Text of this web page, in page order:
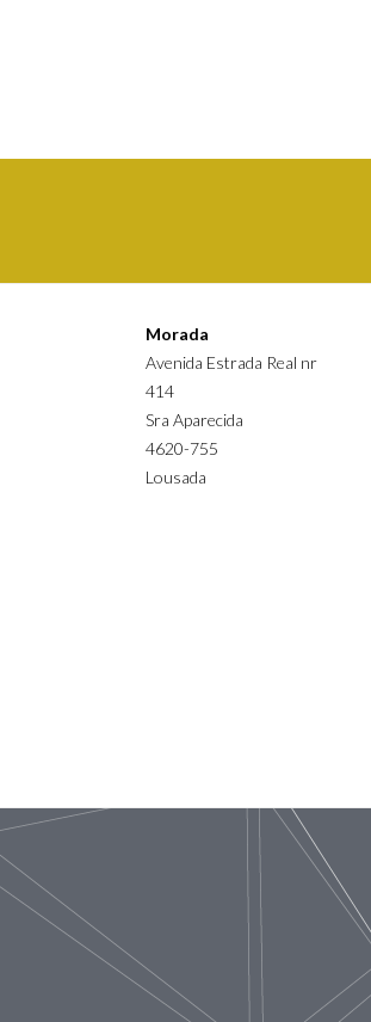
Morada
Avenida Estrada Real nr
414
Sra Aparecida
4620-755
Lousada